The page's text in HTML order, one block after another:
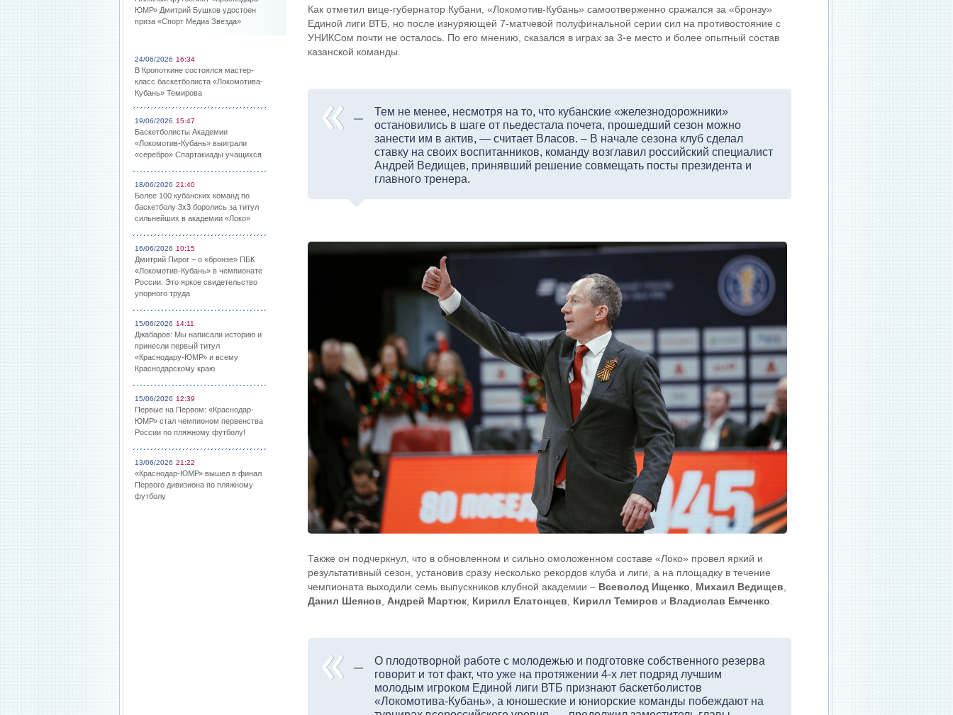
ЮМР» Дмитрий Бушков удостоен
приза «Спорт Медиа Звезда»
24/06/2026 16:34
В Кропоткине состоялся мастер-
класс баскетболиста «Локомотива-
Кубань» Темирова
19/06/2026 15:47
Баскетболисты Академии
«Локомотив-Кубань» выиграли
«серебро» Спартакиады учащихся
18/06/2026 21:40
Более 100 кубанских команд по
баскетболу 3х3 боролись за титул
сильнейших в академии «Локо»
16/06/2026 10:15
Дмитрий Пирог – о «бронзе» ПБК
«Локомотив-Кубань» в чемпионате
России: Это яркое свидетельство
упорного труда
15/06/2026 14:11
Джабаров: Мы написали историю и
принесли первый титул
«Краснодару-ЮМР» и всему
Краснодарскому краю
15/06/2026 12:39
Первые на Первом: «Краснодар-
ЮМР» стал чемпионом первенства
России по пляжному футболу!
13/06/2026 21:22
«Краснодар-ЮМР» вышел в финал
Первого дивизиона по пляжному
футболу
Как отметил вице-губернатор Кубани, «Локомотив-Кубань» самоотверженно сражался за «бронзу»
Единой лиги ВТБ, но после изнуряющей 7-матчевой полуфинальной серии сил на противостояние с
УНИКСом почти не осталось. По его мнению, сказался в играх за 3-е место и более опытный состав
казанской команды.
Тем не менее, несмотря на то, что кубанские «железнодорожники»
остановились в шаге от пьедестала почета, прошедший сезон можно
занести им в актив, — считает Власов. – В начале сезона клуб сделал
ставку на своих воспитанников, команду возглавил российский специалист
Андрей Ведищев, принявший решение совмещать посты президента и
главного тренера.
Также он подчеркнул, что в обновленном и сильно омоложенном составе «Локо» провел яркий и
результативный сезон, установив сразу несколько рекордов клуба и лиги, а на площадку в течение
чемпионата выходили семь выпускников клубной академии – Всеволод Ищенко Михаил Ведищев
Данил Шеянов
Андрей Мартюк Кирилл Елатонцев Кирилл Темиров и Владислав Емченко
О плодотворной работе с молодежью и подготовке собственного резерва
говорит и тот факт, что уже на протяжении 4-х лет подряд лучшим
молодым игроком Единой лиги ВТБ признают баскетболистов
«Локомотива-Кубань», а юношеские и юниорские команды побеждают на